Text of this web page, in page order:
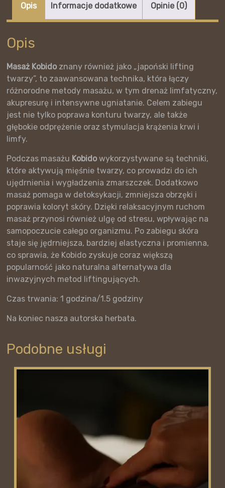
Opis Informacje dodatkowe Opinie (0)
Opis
Masaż Kobido znany również jako „japoński lifting
twarzy”, to zaawansowana technika, która łączy
różnorodne metody masażu, w tym drenaż limfatyczny,
akupresurę i intensywne ugniatanie. Celem zabiegu
jest nie tylko poprawa konturu twarzy, ale także
głębokie odprężenie oraz stymulacja krążenia krwi i
limfy.
Podczas masażu Kobido wykorzystywane są techniki,
które aktywują mięśnie twarzy, co prowadzi do ich
ujędrnienia i wygładzenia zmarszczek. Dodatkowo
masaż pomaga w detoksykacji, zmniejsza obrzęki i
poprawia koloryt skóry. Dzięki relaksacyjnym ruchom
masaż przynosi również ulgę od stresu, wpływając na
samopoczucie całego organizmu. Po zabiegu skóra
staje się jędrniejsza, bardziej elastyczna i promienna,
co sprawia, że Kobido zyskuje coraz większą
popularność jako naturalna alternatywa dla
inwazyjnych metod liftingujących.
Czas trwania: 1 godzina/1.5 godziny
Na koniec nasza autorska herbata.
Podobne usługi